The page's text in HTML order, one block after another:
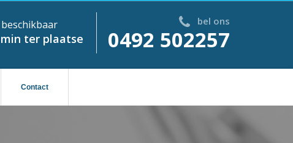
ter plaatse
bel ons
0492 502257
Contact